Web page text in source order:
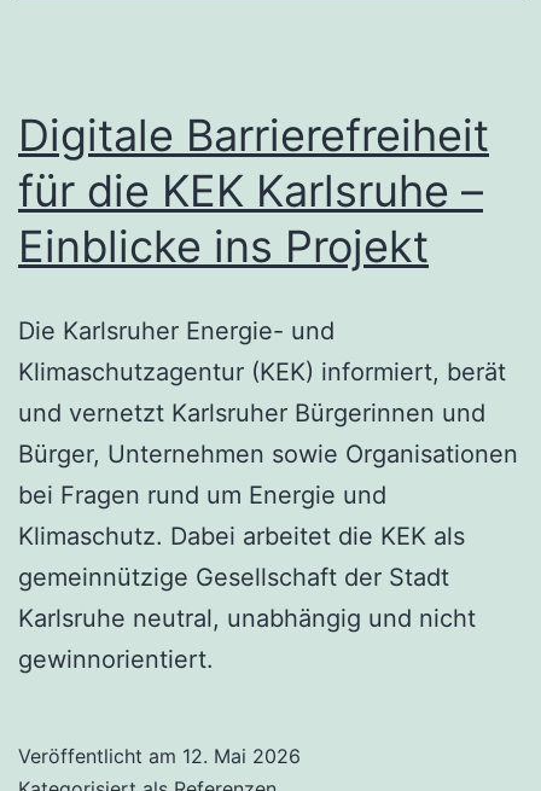
Digitale Barrierefreiheit
für die KEK Karlsruhe –
Einblicke ins Projekt
Die Karlsruher Energie- und
Klimaschutzagentur (KEK) informiert, berät
und vernetzt Karlsruher Bürgerinnen und
Bürger, Unternehmen sowie Organisationen
bei Fragen rund um Energie und
Klimaschutz. Dabei arbeitet die KEK als
gemeinnützige Gesellschaft der Stadt
Karlsruhe neutral, unabhängig und nicht
gewinnorientiert.
Veröffentlicht am 12. Mai 2026